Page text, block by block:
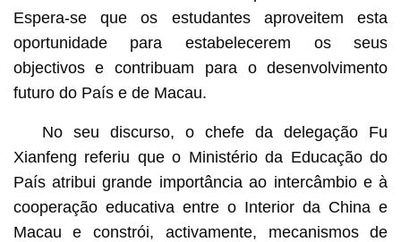
Espera-se que os estudantes aproveitem esta
oportunidade para estabelecerem os seus
objectivos e contribuam para o desenvolvimento
futuro do País e de Macau.
No seu discurso, o chefe da delegação Fu
Xianfeng referiu que o Ministério da Educação do
País atribui grande importância ao intercâmbio e à
cooperação educativa entre o Interior da China e
Macau e constrói, activamente, mecanismos de